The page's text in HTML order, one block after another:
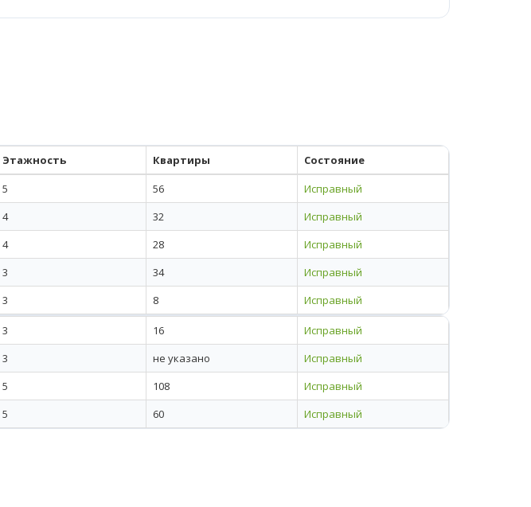
Этажность Квартиры
Состояние
5 56
Исправный
4 32
Исправный
4 28
Исправный
3 34
Исправный
3 8 Исправный
3 16
Исправный
3 не указано
Исправный
5 108
Исправный
5 60 Исправный